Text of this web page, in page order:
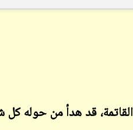
قد هدأ من حوله